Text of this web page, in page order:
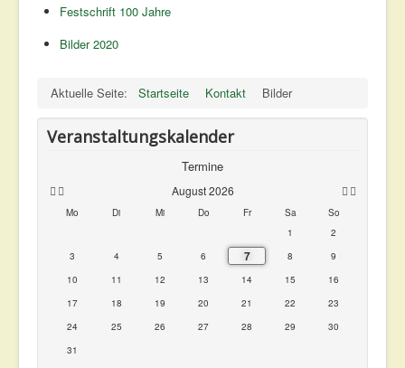
Festschrift 100 Jahre
Bilder 2020
Aktuelle Seite: Startseite Kontakt Bilder
Veranstaltungskalender
Termine
August 2026
Mo Di Mi Do Fr Sa
So
1
2
3
4 5 6 7 8
9
10
11 12 13 14 15
16
17
18 19 20 21 22
23
24
25 26 27 28 29
30
31